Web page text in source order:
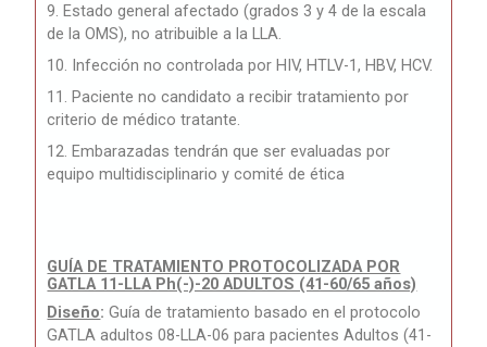
9. Estado general afectado (grados 3 y 4 de la escala
de la OMS), no atribuible a la LLA.
10. Infección no controlada por HIV, HTLV-1, HBV, HCV.
11. Paciente no candidato a recibir tratamiento por
criterio de médico tratante.
12. Embarazadas tendrán que ser evaluadas por
equipo multidisciplinario y comité de ética
GUÍA DE TRATAMIENTO PROTOCOLIZADA POR
GATLA 11-LLA Ph(-)-20 ADULTOS (41-60/65 años)
Diseño:Guía de tratamiento basado en el protocolo
GATLA adultos 08-LLA-06 para pacientes Adultos (41-